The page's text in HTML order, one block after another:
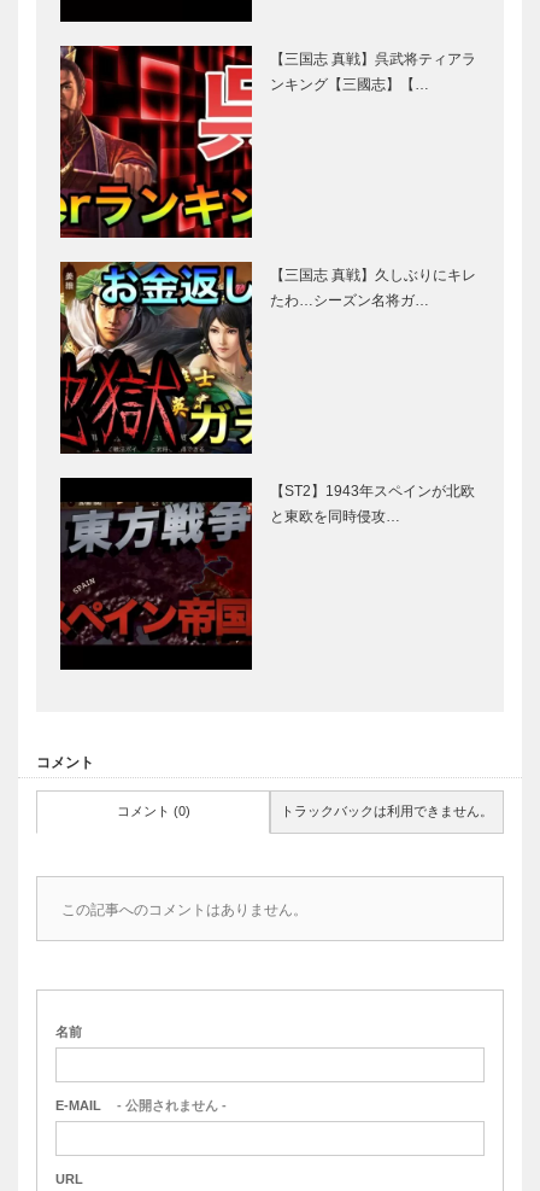
【三国志 真戦】呉武将ティアラ
ンキング【三國志】【…
【三国志 真戦】久しぶりにキレ
たわ…シーズン名将ガ…
【ST2】1943年スペインが北欧
と東欧を同時侵攻…
コメント
コメント (0) トラックバックは利用できません。
この記事へのコメントはありません。
名前
E-MAIL - 公開されません -
URL